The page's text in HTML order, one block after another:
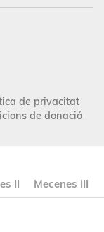
de privacitat
de donació
II Mecenes III